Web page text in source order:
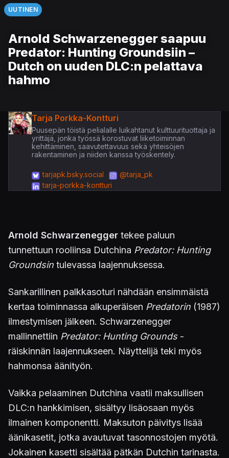
UUTINEN
Arnold Schwarzenegger saapuu
Predator: Hunting Groundsiin –
Dutch on uuden DLC:n pelattava
hahmo
Tarja Porkka-Kontturi
Puusepän töistä pelialalle luikahtanut kulttuurituottaja ja
yrittäjä, jonka työssä korostuvat liiketoiminnan
kehittäminen, saavutettavuus sekä yhteisöjen
rakentaminen ja niiden kanssa työskentely.
tarjapk.bsky.social
@tarja_pk
tarja-porkka-kontturi
Arnold Schwarzenegger tekee paluun
tunnettuun rooliinsa Dutchina Predator: Hunting
Groundsin tulevassa laajennuksessa.
Sankarillinen palkkasoturi nähdään ensimmäistä
kertaa toiminnassa alkuperäisen Predatorin (1987)
ilmestymisen jälkeen. Schwarzenegger
mallinnettiin Predator: Hunting Grounds-
räiskinnän laajennukseen. Näyttelijä teki myös
hahmonsa äänityön.
Vaikka pelaaminen Dutchina vaatii maksullisen
DLC:n hankkimisen, sisältyy lisäosaan myös
ilmainen komponentti. Maksuton päivitys lisää
äänikasetit, jotka avautuvat tasonnostojen myötä.
Jokainen kasetti sisältää pätkän Dutchin tarinasta.